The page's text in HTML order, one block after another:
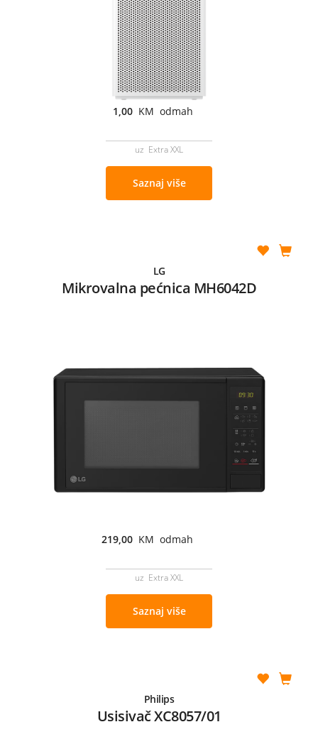
1,00 KM odmah
uz Extra XXL
Saznaj više
LG
Mikrovalna pećnica MH6042D
219,00 KM odmah
uz Extra XXL
Saznaj više
Philips
Usisivač XC8057/01